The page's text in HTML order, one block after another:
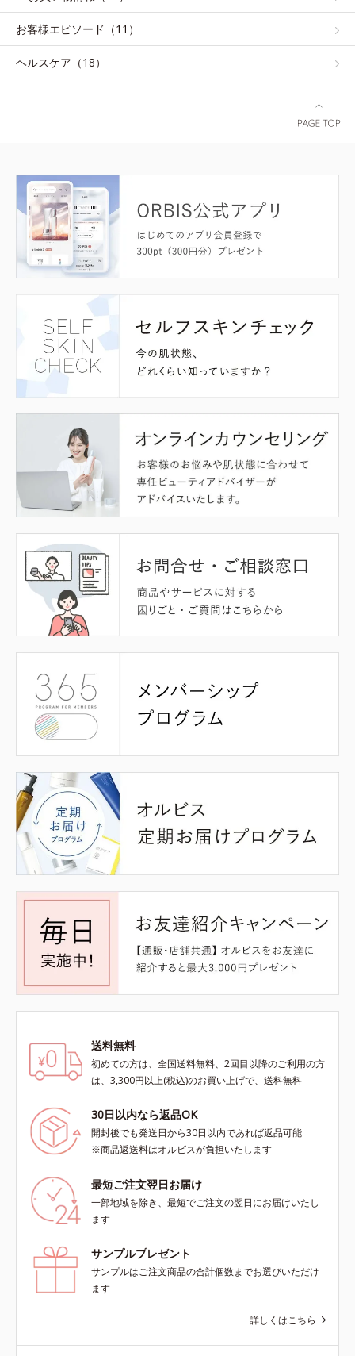
お客様エピソード（11）
ヘルスケア（18）
送料無料
初めての方は、全国送料無料、2回目以降のご利用の方
は、3,300円以上(税込)のお買い上げで、送料無料
30日以内なら返品OK
開封後でも発送日から30日以内であれば返品可能
※商品返送料はオルビスが負担いたします
最短ご注文翌日お届け
一部地域を除き、最短でご注文の翌日にお届けいたし
ます
サンプルプレゼント
サンプルはご注文商品の合計個数までお選びいただけ
ます
詳しくはこちら